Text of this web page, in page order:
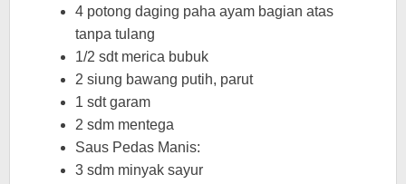
4 potong daging paha ayam bagian atas
tanpa tulang
1/2 sdt merica bubuk
2 siung bawang putih, parut
1 sdt garam
2 sdm mentega
Saus Pedas Manis:
3 sdm minyak sayur